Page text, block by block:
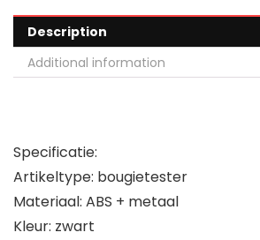
Description
Additional information
Specificatie:
Artikeltype: bougietester
Materiaal: ABS + metaal
Kleur: zwart